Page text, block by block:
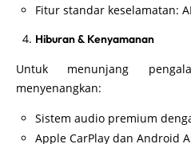
Fitur standar keselamatan:
Hiburan & Kenyamanan
Untuk menunjang
menyenangkan:
Sistem audio premium
Apple CarPlay dan Android